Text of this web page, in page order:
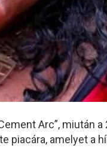
Arc”, miután a
piacára, amelyet a